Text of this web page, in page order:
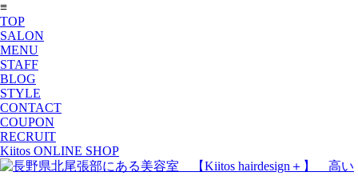
≡
TOP
SALON
MENU
STAFF
BLOG
STYLE
CONTACT
COUPON
RECRUIT
Kiitos ONLINE SHOP